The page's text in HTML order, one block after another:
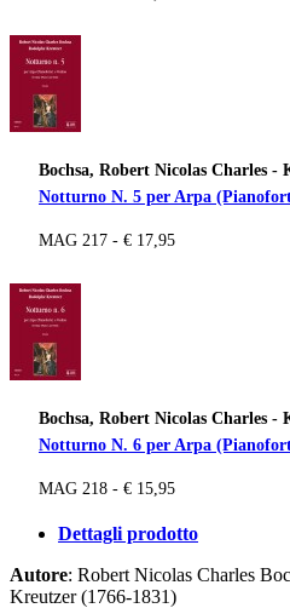
Bochsa, Robert Nicolas Charles -
Notturno N. 5 per Arpa
MAG 217 - € 17,95
Bochsa, Robert Nicolas Charles -
Notturno N. 6 per Arpa
MAG 218 - € 15,95
Dettagli prodotto
Autore: Robert Nicolas Charles
Kreutzer (1766-1831)